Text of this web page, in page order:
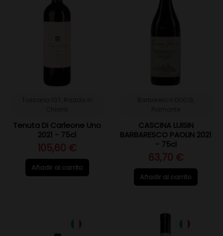
Tenuta Di Carleone Uno
2021 - 75cl
105,60 €
Añadir al carrito
CASCINA LUISIN
BARBARESCO PAOLIN 2021
- 75cl
63,70 €
Añadir al carrito